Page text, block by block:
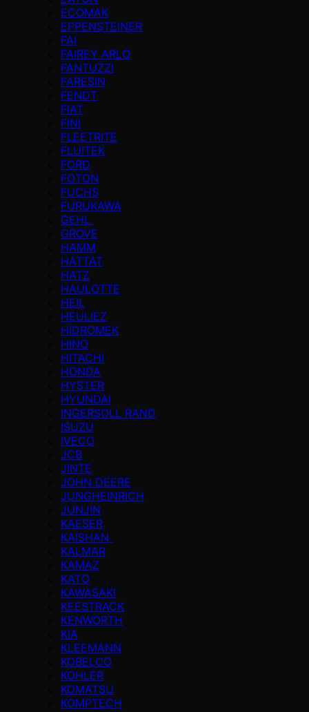
ECOMAK
EPPENSTEINER
FAI
FAIREY ARLO
FANTUZZI
FARESIN
FENDT
FIAT
FINI
FLEETRITE
FLUITEK
FORD
FOTON
FUCHS
FURUKAWA
GEHL
GROVE
HAMM
HATTAT
HATZ
HAULOTTE
HEIL
HEULIEZ
HİDROMEK
HINO
HITACHI
HONDA
HYSTER
HYUNDAI
INGERSOLL RAND
ISUZU
IVECO
JCB
JİNTE
JOHN DEERE
JUNGHEINRICH
JUNJIN
KAESER
KAISHAN
KALMAR
KAMAZ
KATO
KAWASAKI
KEESTRACK
KENWORTH
KIA
KLEEMANN
KOBELCO
KOHLER
KOMATSU
KOMPTECH